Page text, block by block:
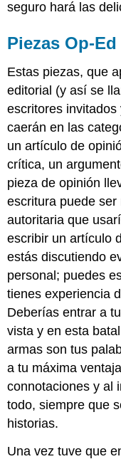
seguro hará las
Piezas Op-Ed
Estas piezas, que
editorial (y así se
escritores
caerán en las
un artículo de
crítica, un
pieza de opinión
escritura puede
autoritaria que
escribir un artículo
estás discutiendo
personal; puedes
tienes experiencia
Deberías entrar a
vista y en esta
armas son tus
a tu máxima
connotaciones y al
todo, siempre que
historias.
Una vez tuve que